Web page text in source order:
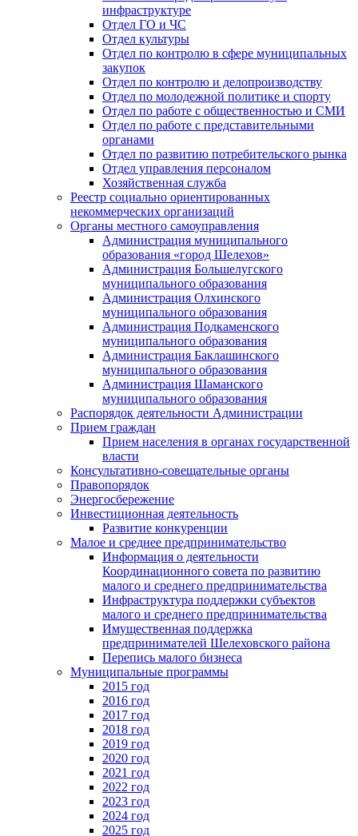
инфраструктуре
Отдел ГО и ЧС
Отдел культуры
Отдел по контролю в сфере муниципальных
закупок
Отдел по контролю и делопроизводству
Отдел по молодежной политике и спорту
Отдел по работе с общественностью и СМИ
Отдел по работе с представительными
органами
Отдел по развитию потребительского рынка
Отдел управления персоналом
Хозяйственная служба
Реестр социально ориентированных
некоммерческих организаций
Органы местного самоуправления
Администрация муниципального
образования «город Шелехов»
Администрация Большелугского
муниципального образования
Администрация Олхинского
муниципального образования
Администрация Подкаменского
муниципального образования
Администрация Баклашинского
муниципального образования
Администрация Шаманского
муниципального образования
Распорядок деятельности Администрации
Прием граждан
Прием населения в органах государственной
власти
Консультативно-совещательные органы
Правопорядок
Энергосбережение
Инвестиционная деятельность
Развитие конкуренции
Малое и среднее предпринимательство
Информация о деятельности
Координационного совета по развитию
малого и среднего предпринимательства
Инфраструктура поддержки субъектов
малого и среднего предпринимательства
Имущественная поддержка
предпринимателей Шелеховского района
Перепись малого бизнеса
Муниципальные программы
2015 год
2016 год
2017 год
2018 год
2019 год
2020 год
2021 год
2022 год
2023 год
2024 год
2025 год